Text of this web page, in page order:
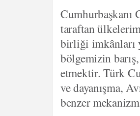
Cumhurbaşkanı
taraftan
birliği imkânları
bölgemizin
etmektir. Türk
ve dayanışma,
benzer